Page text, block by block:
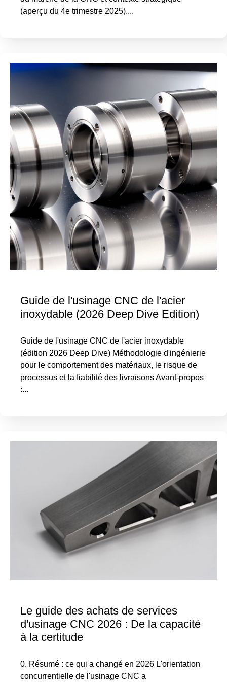
(aperçu du 4e trimestre 2025)....
Guide de l'usinage CNC de l'acier
inoxydable (2026 Deep Dive Edition)
Guide de l'usinage CNC de l'acier inoxydable
(édition 2026 Deep Dive) Méthodologie d'ingénierie
pour le comportement des matériaux, le risque de
processus et la fiabilité des livraisons Avant-propos
:...
Le guide des achats de services
d'usinage CNC 2026 : De la capacité
à la certitude
0. Résumé : ce qui a changé en 2026 L'orientation
concurrentielle de l'usinage CNC a